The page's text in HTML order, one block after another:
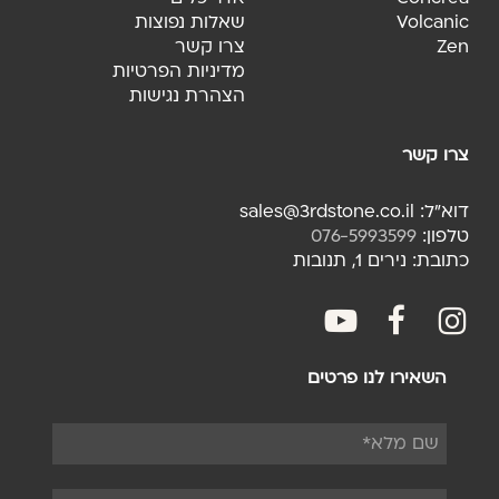
שאלות נפוצות
צרו קשר
מדיניות הפרטיות
הצהרת נגישות
Volcanic
Zen
צרו קשר
דוא"ל: sales@3rdstone.co.il
טלפון: 076-5993599
כתובת: נירים 1, תנובות
youtubefacebook
השאירו לנו פרטים